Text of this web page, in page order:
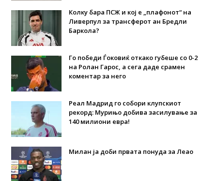
Колку бара ПСЖ и кој е „плафонот“ на
Ливерпул за трансферот ан Бредли
Баркола?
Го победи Ѓоковиќ откако губеше со 0-2
на Ролан Гарос, а сега даде срамен
коментар за него
Реал Мадрид го собори клупскиот
рекорд: Мурињо добива засилување за
140 милиони евра!
Милан ја доби првата понуда за Леао